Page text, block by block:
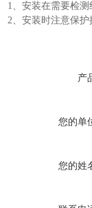
1、安装在需要检
2、安装时注意保
产
您的单
您的姓